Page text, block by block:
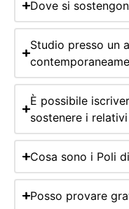
Dove si
Studio presso un
È possibile
sostenere i
Cosa sono i Poli
Posso provare